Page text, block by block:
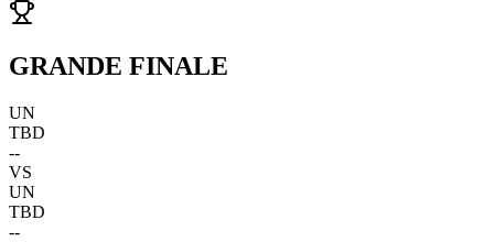
GRANDE FINALE
UN
TBD
--
VS
UN
TBD
--